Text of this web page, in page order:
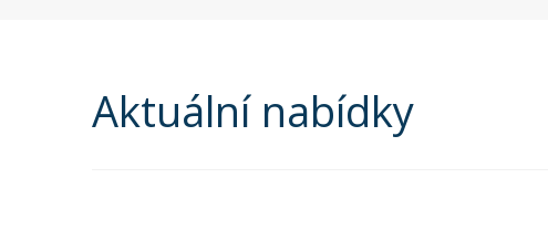
Aktuální nabídky